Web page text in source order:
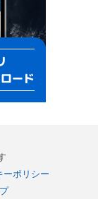
ーポリシー